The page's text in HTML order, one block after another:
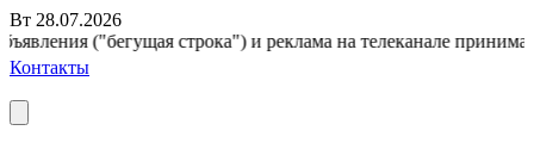
Вт 28.07.2026
("бегущая строка") и реклама на телеканале
Контакты